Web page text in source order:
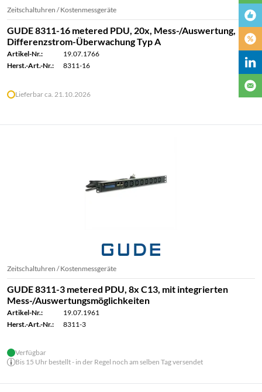
Zeitschaltuhren / Kostenmessgeräte
GUDE 8311-16 metered PDU, 20x, Mess-/Auswertung,
Differenzstrom-Überwachung Typ A
Artikel-Nr.:
19.07.1766
Herst.-Art.-Nr.:
8311-16
Lieferbar ca. 21.10.2026
Zeitschaltuhren / Kostenmessgeräte
GUDE 8311-3 metered PDU, 8x C13, mit integrierten
Mess-/Auswertungsmöglichkeiten
Artikel-Nr.:
19.07.1961
Herst.-Art.-Nr.:
8311-3
Verfügbar
Bis 15 Uhr bestellt - in der Regel noch am selben Tag versendet